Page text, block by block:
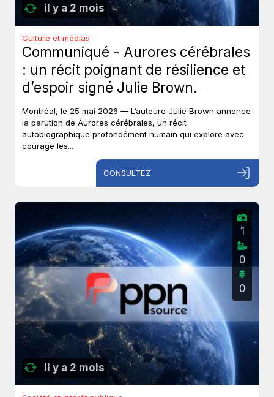
il y a 2 mois
Culture et médias
Communiqué - Aurores cérébrales
: un récit poignant de résilience et
d’espoir signé Julie Brown.
Montréal, le 25 mai 2026 — L’auteure Julie Brown annonce
la parution de Aurores cérébrales, un récit
autobiographique profondément humain qui explore avec
courage les...
CONSULTEZ
il y a 2 mois
1
0
0